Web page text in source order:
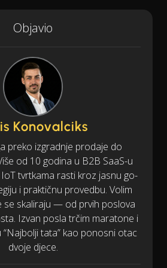
Objavio
Konovalciks
preko izgradnje prodaje do
od 10 godina u B2B SaaS-u
tvrtkama rasti kroz jasnu go-
i praktičnu provedbu. Volim
se skaliraju — od prvih poslova
Izvan posla trčim maratone i
tata” kao ponosni otac
dvoje djece.